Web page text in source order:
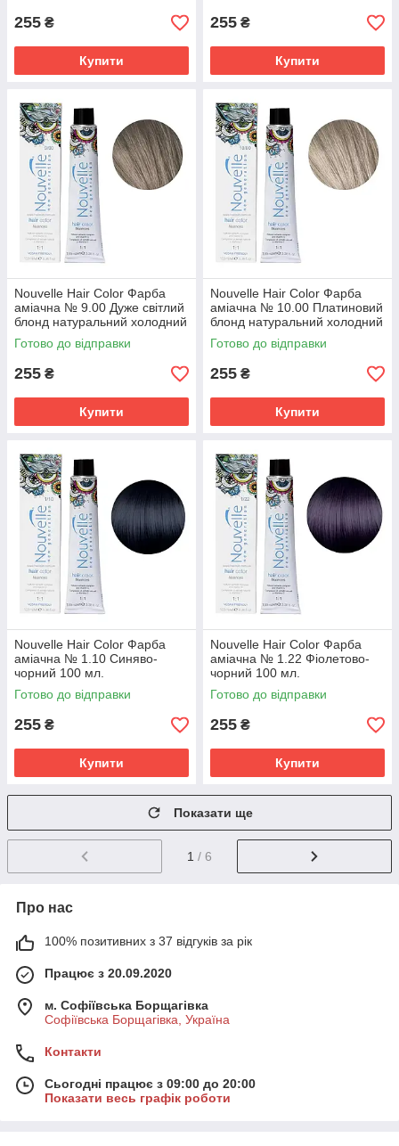
255 ₴
Купити
255 ₴
Купити
Nouvelle Hair Color Фарба
аміачна № 9.00 Дуже світлий
блонд натуральний холодний
100 мл.
Готово до відправки
255 ₴
Купити
Nouvelle Hair Color Фарба
аміачна № 10.00 Платиновий
блонд натуральний холодний
100 мл.
Готово до відправки
255 ₴
Купити
Nouvelle Hair Color Фарба
аміачна № 1.10 Синяво-
чорний 100 мл.
Готово до відправки
255 ₴
Купити
Nouvelle Hair Color Фарба
аміачна № 1.22 Фіолетово-
чорний 100 мл.
Готово до відправки
255 ₴
Купити
Показати ще
1 / 6
Про нас
100% позитивних з 37 відгуків за рік
Працює з 20.09.2020
м. Софіївська Борщагівка
Софіївська Борщагівка, Україна
Контакти
Сьогодні працює з 09:00 до 20:00
Показати весь графік роботи